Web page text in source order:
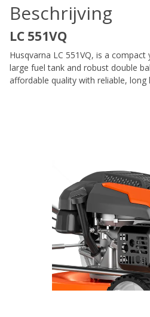
Beschrijving
LC 551VQ
Husqvarna LC 551VQ, is a
large fuel tank and robust double
affordable quality with reliable,